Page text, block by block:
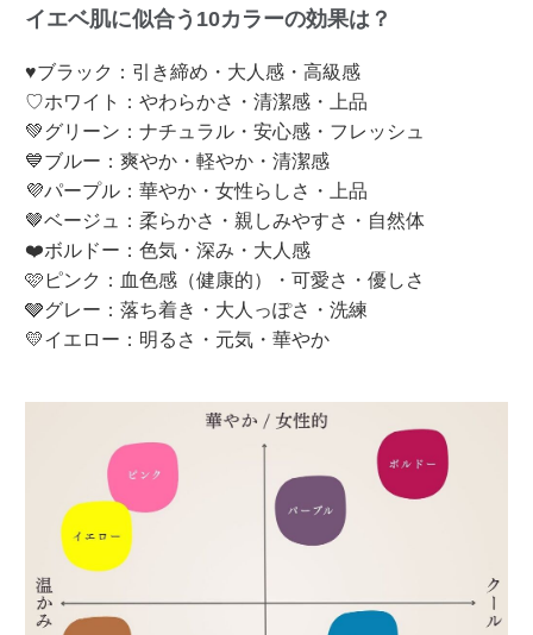
イエベ肌に似合う10カラーの効果は？
♥ブラック：引き締め・大人感・高級感
♡ホワイト：やわらかさ・清潔感・上品
💚グリーン：ナチュラル・安心感・フレッシュ
💙ブルー：爽やか・軽やか・清潔感
💜パープル：華やか・女性らしさ・上品
🤎ベージュ：柔らかさ・親しみやすさ・自然体
❤️ボルドー：色気・深み・大人感
🩷ピンク：血色感（健康的）・可愛さ・優しさ
🩶グレー：落ち着き・大人っぽさ・洗練
💛イエロー：明るさ・元気・華やか